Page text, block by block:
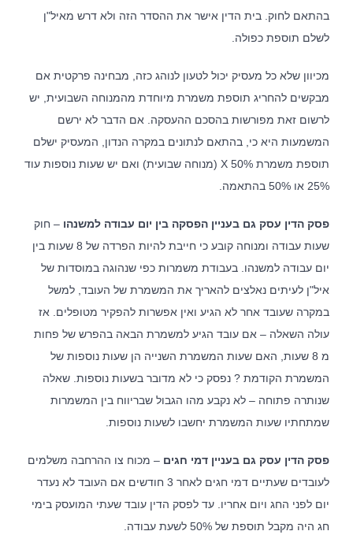
בהתאם לחוק. בית הדין אישר את ההסדר הזה ולא דרש מאיל"ן
לשלם תוספת כפולה.
מכיוון שלא כל מעסיק יכול לטעון לנוהג כזה, מבחינה פרקטית אם
מבקשים להחריג תוספת משמרת מיוחדת מהמנוחה השבועית, יש
לרשום זאת מפורשות בהסכם ההעסקה. אם הדבר לא ירשם
המשמעות היא כי, בהתאם לנתונים במקרה הנדון, המעסיק ישלם
תוספת משמרת X 50% (מנוחה שבועית) ואם יש שעות נוספות עוד
25% או 50% בהתאמה.
פסק הדין עסק גם בעניין הפסקה בין יום עבודה למשנהו – חוק
שעות עבודה ומנוחה קובע כי חייבת להיות הפרדה של 8 שעות בין
יום עבודה למשנהו. בעבודת משמרות כפי שנהוגה במוסדות של
איל"ן לעיתים נאלצים להאריך את המשמרת של העובד, למשל
במקרה שעובד אחר לא הגיע ואין אפשרות להפקיר מטופלים. אז
עולה השאלה – אם עובד הגיע למשמרת הבאה בהפרש של פחות
מ 8 שעות, האם שעות המשמרת השנייה הן שעות נוספות של
המשמרת הקודמת ? נפסק כי לא מדובר בשעות נוספות. שאלה
שנותרה פתוחה – לא נקבע מהו הגבול שבריווח בין המשמרות
שמתחתיו שעות המשמרת יחשבו לשעות נוספות.
פסק הדין עסק גם בעניין דמי חגים – מכוח צו ההרחבה משלמים
לעובדים שעתיים דמי חגים לאחר 3 חודשים אם העובד לא נעדר
יום לפני החג ויום אחריו. עד לפסק הדין עובד שעתי המועסק בימי
חג היה מקבל תוספת של 50% לשעת עבודה.